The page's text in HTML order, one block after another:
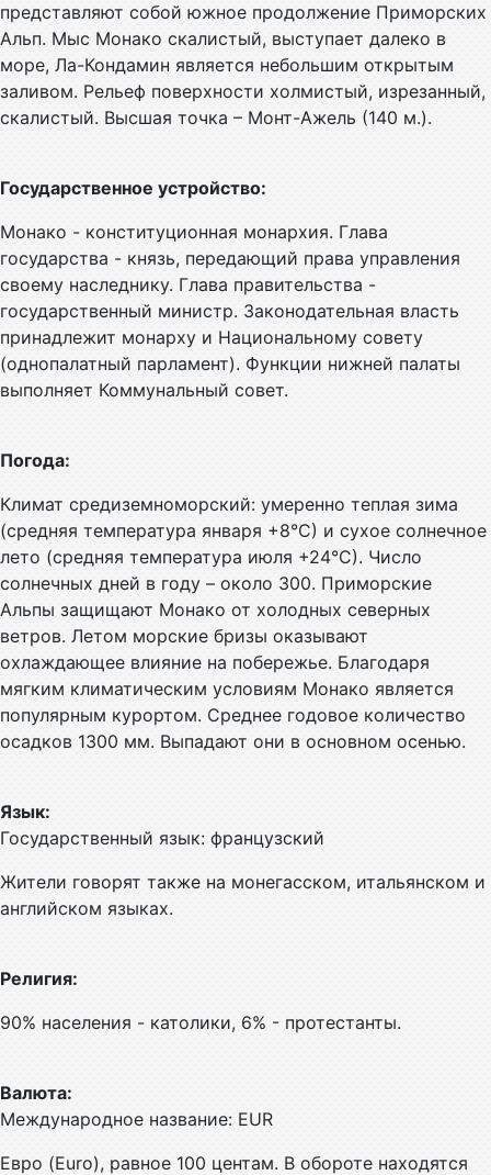
представляют собой южное продолжение Приморских
Альп. Мыс Монако скалистый, выступает далеко в
море, Ла-Кондамин является небольшим открытым
заливом. Рельеф поверхности холмистый, изрезанный,
скалистый. Высшая точка – Монт-Ажель (140 м.).
Государственное устройство:
Монако - конституционная монархия. Глава
государства - князь, передающий права управления
своему наследнику. Глава правительства -
государственный министр. Законодательная власть
принадлежит монарху и Национальному совету
(однопалатный парламент). Функции нижней палаты
выполняет Коммунальный совет.
Погода:
Климат средиземноморский: умеренно теплая зима
(средняя температура января +8°С) и сухое солнечное
лето (средняя температура июля +24°С). Число
солнечных дней в году – около 300. Приморские
Альпы защищают Монако от холодных северных
ветров. Летом морские бризы оказывают
охлаждающее влияние на побережье. Благодаря
мягким климатическим условиям Монако является
популярным курортом. Среднее годовое количество
осадков 1300 мм. Выпадают они в основном осенью.
Язык:
Государственный язык: французский
Жители говорят также на монегасском, итальянском и
английском языках.
Религия:
90% населения - католики, 6% - протестанты.
Валюта:
Международное название: EUR
Евро (Euro), равное 100 центам. В обороте находятся